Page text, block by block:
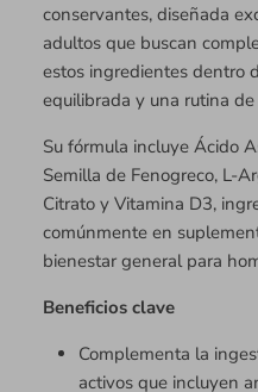
conservantes, diseñada
adultos que buscan
estos ingredientes dentro
equilibrada y una rutina
Su fórmula incluye Ácido
Semilla de Fenogreco, L-
Citrato y Vitamina D3,
comúnmente en
bienestar general para
Beneficios clave
Complementa la
activos que incluyen